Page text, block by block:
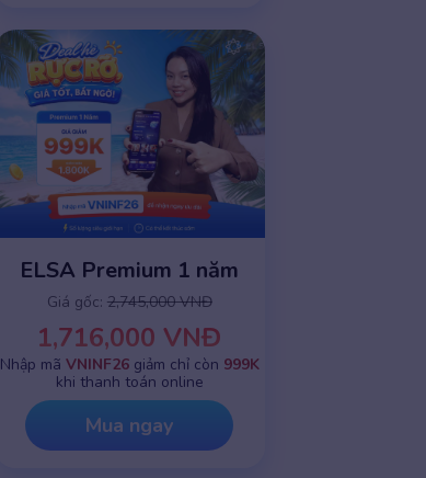
ELSA Premium 1 năm
Giá gốc: 2,745,000 VNĐ
1,716,000 VNĐ
Nhập mã VNINF26giảm chỉ còn 999K
khi thanh toán online
Mua ngay